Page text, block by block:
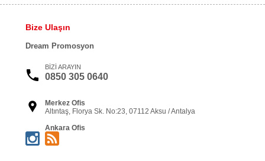
Bize Ulaşın
Dream Promosyon
BİZİ ARAYIN
0850 305 0640
Merkez Ofis
Altıntaş, Florya Sk. No:23, 07112 Aksu / Antalya
Ankara Ofis
Öveçler, 1335. Sk. Başak Apt No:20 Daire:4, 06460
Çankaya / Ankara